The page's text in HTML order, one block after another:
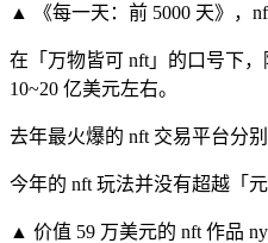
▲ 《每一天：前 5000 天》，
在「万物皆可 nft」的口号下
10~20 亿美元左右。
去年最火爆的 nft 交易平台分
今年的 nft 玩法并没有超越「元
▲ 价值 59 万美元的 nft 作品